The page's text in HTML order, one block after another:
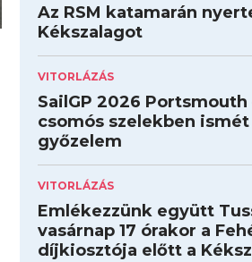
Az RSM katamarán
Kékszalagot
VITORLÁZÁS
SailGP 2026 Portsmouth
csomós szelekben ismét
győzelem
VITORLÁZÁS
Emlékezzünk együtt
vasárnap 17 órakor a
díjkiosztója előtt a